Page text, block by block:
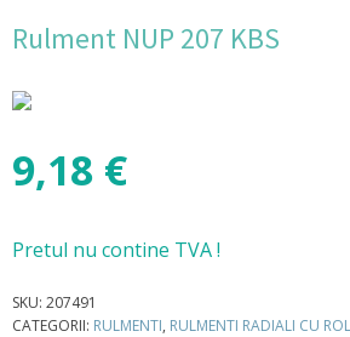
Rulment NUP 207 KBS
9,18 €
Pretul nu contine TVA !
SKU: 207491
CATEGORII: RULMENTI, RULMENTI RADIALI CU